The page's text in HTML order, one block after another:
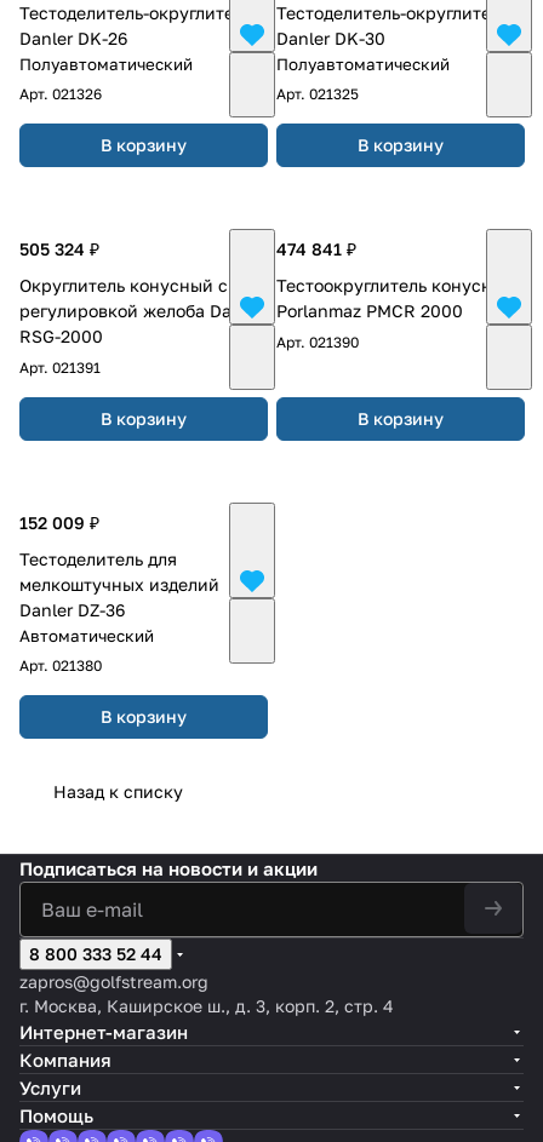
Тестоделитель-округлитель
Danler DK-26
Полуавтоматический
Арт. 021326
В корзину
Тестоделитель-округлитель
Danler DK-30
Полуавтоматический
Арт. 021325
В корзину
505 324 ₽
Округлитель конусный с
регулировкой желоба Danler
RSG-2000
Арт. 021391
В корзину
474 841 ₽
Тестоокруглитель конусный
Porlanmaz PMCR 2000
Арт. 021390
В корзину
152 009 ₽
Тестоделитель для
мелкоштучных изделий
Danler DZ-36
Автоматический
Арт. 021380
В корзину
Назад к списку
Подписаться на новости и акции
8 800 333 52 44
zapros@golfstream.org
г. Москва, Каширское ш., д. 3, корп. 2, стр. 4
Интернет-магазин
Компания
Услуги
Помощь